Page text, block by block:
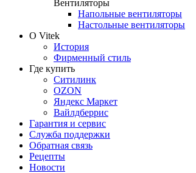
Вентиляторы
Напольные вентиляторы
Настольные вентиляторы
О Vitek
История
Фирменный стиль
Где купить
Ситилинк
OZON
Яндекс Маркет
Вайлдберрис
Гарантия и сервис
Служба поддержки
Обратная связь
Рецепты
Новости